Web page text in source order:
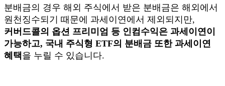
분배금의 경우 해외 주식에서 받은 분배금은 해외에서
원천징수되기 때문에 과세이연에서 제외되지만,
커버드콜의 옵션 프리미엄 등 인컴수익은 과세이연이
가능하고, 국내 주식형 ETF의 분배금 또한 과세이연
혜택을 누릴 수 있습니다.